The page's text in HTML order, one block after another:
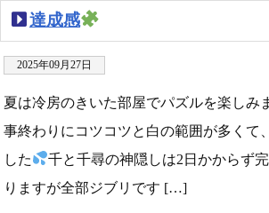
達成感
2025年09月27日
夏は冷房のきいた部屋でパズルを楽しみ
事終わりにコツコツと白の範囲が多くて
した
千と千尋の神隠しは2日かからず
りますが全部ジブリです […]